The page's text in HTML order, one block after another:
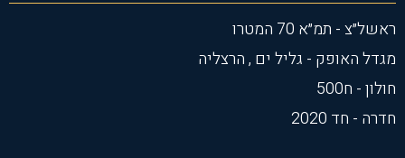
ראשל״צ - תמ״א 70 המטרו
מגדל האופק - גליל ים , הרצליה
חולון - ח500
חדרה - חד 2020